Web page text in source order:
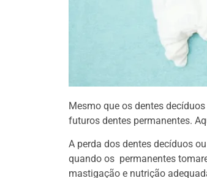
Mesmo que os dentes
futuros dentes permanentes.
A perda dos dentes decíduos
quando os permanentes
mastigação e nutrição